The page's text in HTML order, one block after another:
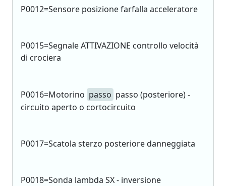
P0012=Sensore posizione farfalla acceleratore
P0015=Segnale ATTIVAZIONE controllo velocità
di crociera
P0016=Motorino passo passo (posteriore) -
circuito aperto o cortocircuito
P0017=Scatola sterzo posteriore danneggiata
P0018=Sonda lambda SX - inversione